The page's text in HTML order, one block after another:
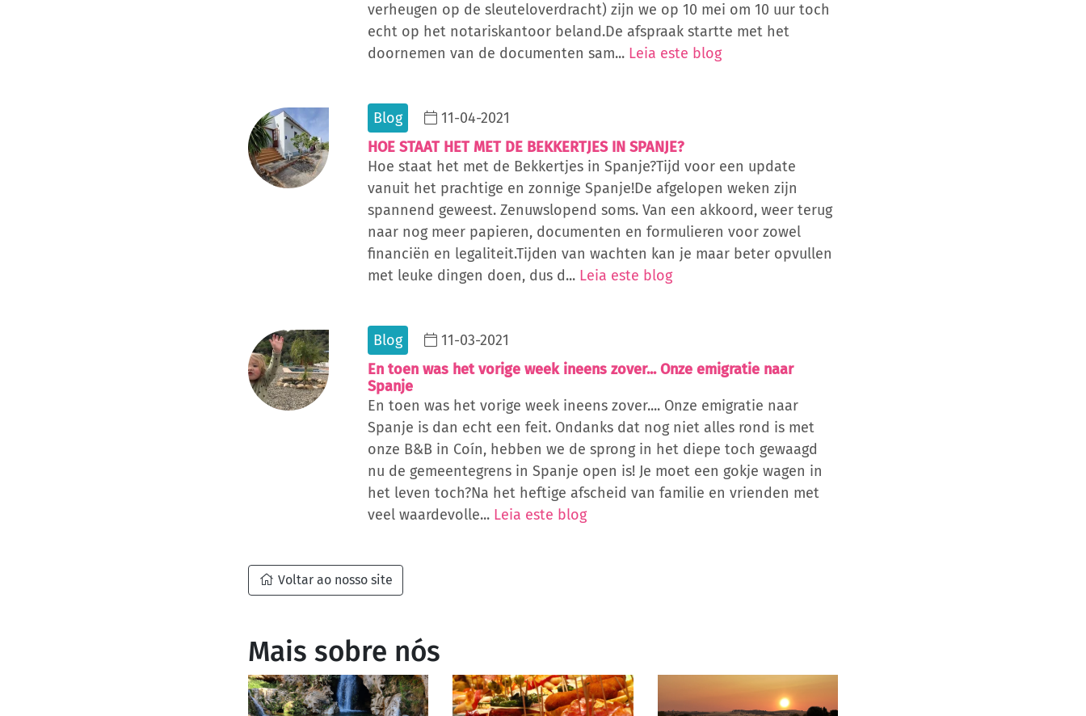
verheugen op de sleuteloverdracht) zijn we op 10 mei om 10 uur toch
echt op het notariskantoor beland.De afspraak startte met het
doornemen van de documenten sam... Leia este blog
Blog
11-04-2021
HOE STAAT HET MET DE BEKKERTJES IN SPANJE?
Hoe staat het met de Bekkertjes in Spanje?Tijd voor een update
vanuit het prachtige en zonnige Spanje!De afgelopen weken zijn
spannend geweest. Zenuwslopend soms. Van een akkoord, weer terug
naar nog meer papieren, documenten en formulieren voor zowel
financiën en legaliteit.Tijden van wachten kan je maar beter opvullen
met leuke dingen doen, dus d... Leia este blog
Blog
11-03-2021
En toen was het vorige week ineens zover... Onze emigratie naar
Spanje
En toen was het vorige week ineens zover.... Onze emigratie naar
Spanje is dan echt een feit. Ondanks dat nog niet alles rond is met
onze B&B in Coín, hebben we de sprong in het diepe toch gewaagd
nu de gemeentegrens in Spanje open is! Je moet een gokje wagen in
het leven toch?Na het heftige afscheid van familie en vrienden met
veel waardevolle... Leia este blog
Voltar ao nosso site
Mais sobre nós